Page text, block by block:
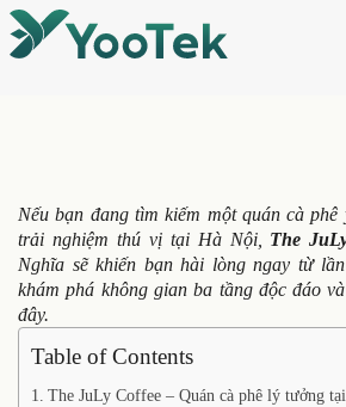
Nếu bạn đang tìm kiếm một quán cà phê
trải nghiệm thú vị tại Hà Nội, The
Nghĩa sẽ khiến bạn hài lòng ngay từ
khám phá không gian ba tầng độc đáo
đây.
Table of Contents
The JuLy Coffee – Quán cà phê lý tưởng